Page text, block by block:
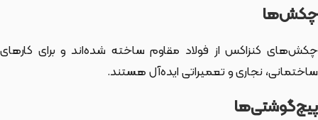
چکش‌ها
چکش‌های کنزاکس از فولاد مقاوم ساخته شده‌اند و برای کارهای
ساختمانی، نجاری و تعمیراتی ایده‌آل هستند.
پیچ‌گوشتی‌ها